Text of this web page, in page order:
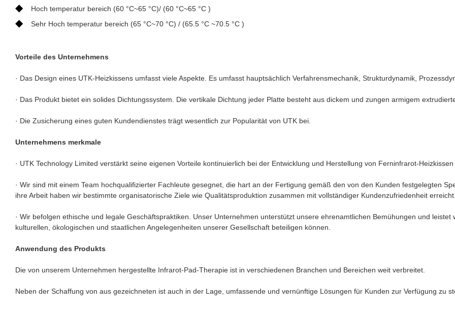
◆ Hoch temperatur bereich (60 °C~65 °C)/ (60 °C~65 °C )
◆ Sehr Hoch temperatur bereich (65 °C~70 °C) / (65.5 °C ~70.5 °C )
Vorteile des Unternehmens
· Das Design eines UTK-Heizkissens umfasst viele Aspekte. Es umfasst hauptsächlich Verfahrensmechanik, Strukturdynamik,
· Das Produkt bietet ein solides Dichtungssystem. Die vertikale Dichtung jeder Platte besteht aus dickem und zungen armigem
· Die Zusicherung eines guten Kundendienstes trägt wesentlich zur Popularität von UTK bei.
Unternehmens merkmale
· UTK Technology Limited verstärkt seine eigenen Vorteile kontinuierlich bei der Entwicklung und Herstellung von Ferninfrarot-
· Wir sind mit einem Team hochqualifizierter Fachleute gesegnet, die hart an der Fertigung gemäß den von den Kunden festgelegten
ihre Arbeit haben wir bestimmte organisatorische Ziele wie Qualitätsproduktion zusammen mit vollständiger Kundenzufriedenheit erreicht.
· Wir befolgen ethische und legale Geschäftspraktiken. Unser Unternehmen unterstützt unsere ehrenamtlichen Bemühungen und
kulturellen, ökologischen und staatlichen Angelegenheiten unserer Gesellschaft beteiligen können.
Anwendung des Produkts
Die von unserem Unternehmen hergestellte Infrarot-Pad-Therapie ist in verschiedenen Branchen und Bereichen weit verbreitet.
Neben der Schaffung von aus gezeichneten ist auch in der Lage, umfassende und vernünftige Lösungen für Kunden zur Verfügung zu